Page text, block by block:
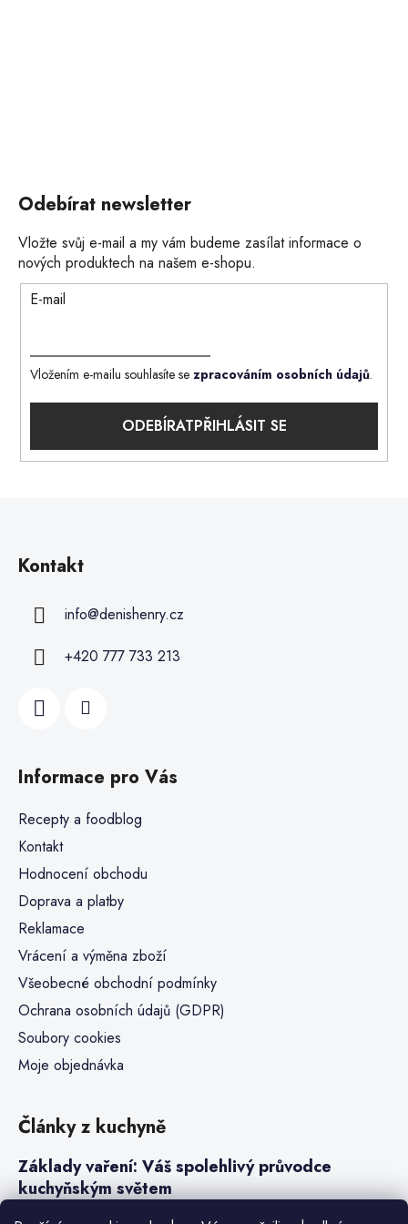
Odebírat newsletter
Vložte svůj e-mail a my vám budeme zasílat informace o
nových produktech na našem e-shopu.
E-mail
Vložením e-mailu souhlasíte se zpracováním osobních údajů.
PŘIHLÁSIT SE
Kontakt
info@denishenry.cz
+420 777 733 213
Informace pro Vás
Recepty a foodblog
Kontakt
Hodnocení obchodu
Doprava a platby
Reklamace
Vrácení a výměna zboží
Všeobecné obchodní podmínky
Ochrana osobních údajů (GDPR)
Soubory cookies
Moje objednávka
Články z kuchyně
Základy vaření: Váš spolehlivý průvodce
kuchyňským světem